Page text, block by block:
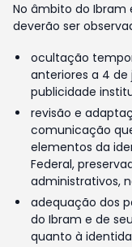
No âmbito do Ibram
deverão ser
ocultação
anteriores a 4
publicidade
revisão e
comunicação
elementos da
Federal,
administrativos,
adequação dos
do Ibram e de
quanto à